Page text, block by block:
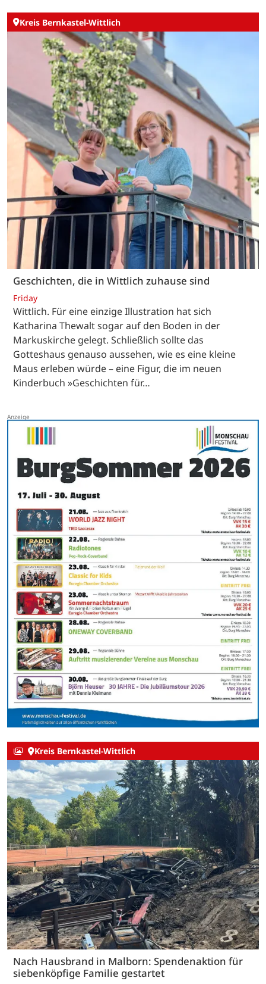
Kreis Bernkastel-Wittlich
Geschichten, die in Wittlich zuhause sind
Friday
Wittlich. Für eine einzige Illustration hat sich
Katharina Thewalt sogar auf den Boden in der
Markuskirche gelegt. Schließlich sollte das
Gotteshaus genauso aussehen, wie es eine kleine
Maus erleben würde – eine Figur, die im neuen
Kinderbuch »Geschichten für…
Kreis Bernkastel-Wittlich
Nach Hausbrand in Malborn: Spendenaktion für
siebenköpfige Familie gestartet